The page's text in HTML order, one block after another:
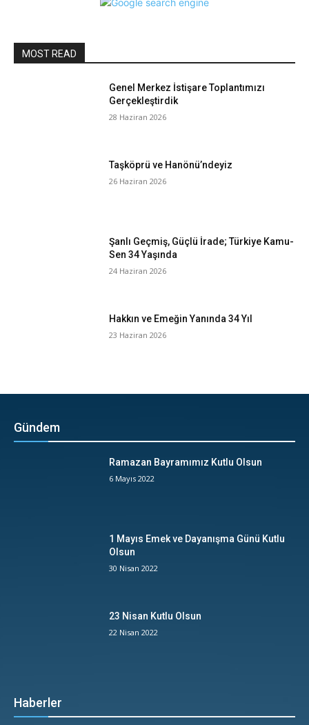
MOST READ
Genel Merkez İstişare Toplantımızı
Gerçekleştirdik
28 Haziran 2026
Taşköprü ve Hanönü’ndeyiz
26 Haziran 2026
Şanlı Geçmiş, Güçlü İrade; Türkiye Kamu-
Sen 34 Yaşında
24 Haziran 2026
Hakkın ve Emeğin Yanında 34 Yıl
23 Haziran 2026
Gündem
Ramazan Bayramımız Kutlu Olsun
6 Mayıs 2022
1 Mayıs Emek ve Dayanışma Günü Kutlu
Olsun
30 Nisan 2022
23 Nisan Kutlu Olsun
22 Nisan 2022
Haberler